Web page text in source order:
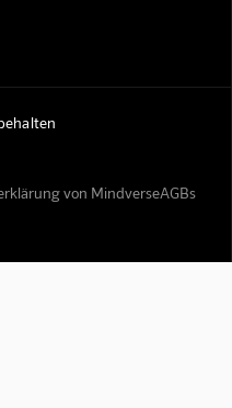
von MindverseAGBs